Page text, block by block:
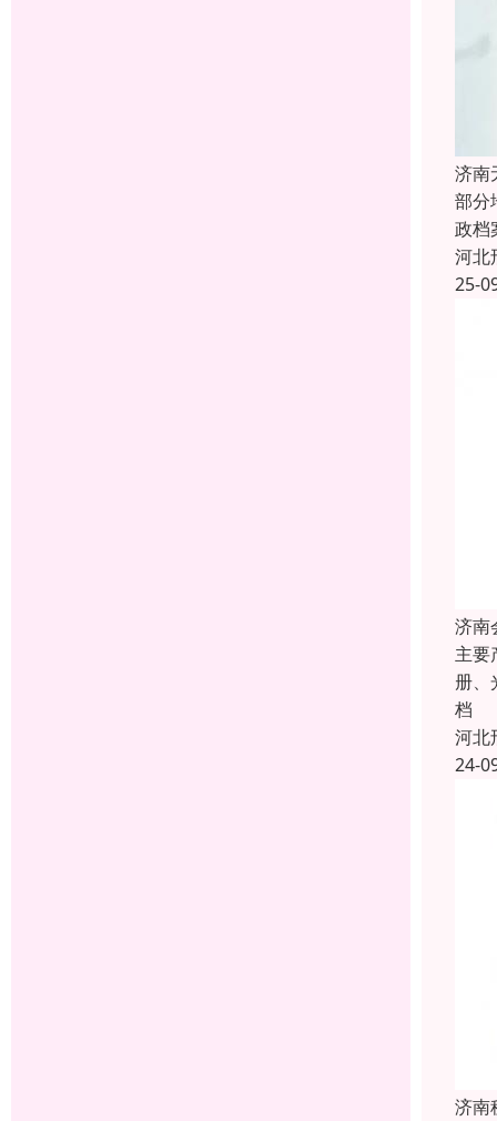
济南
部分
政档
河北
25-
济南
主要
册、
档
河北
24-
济南